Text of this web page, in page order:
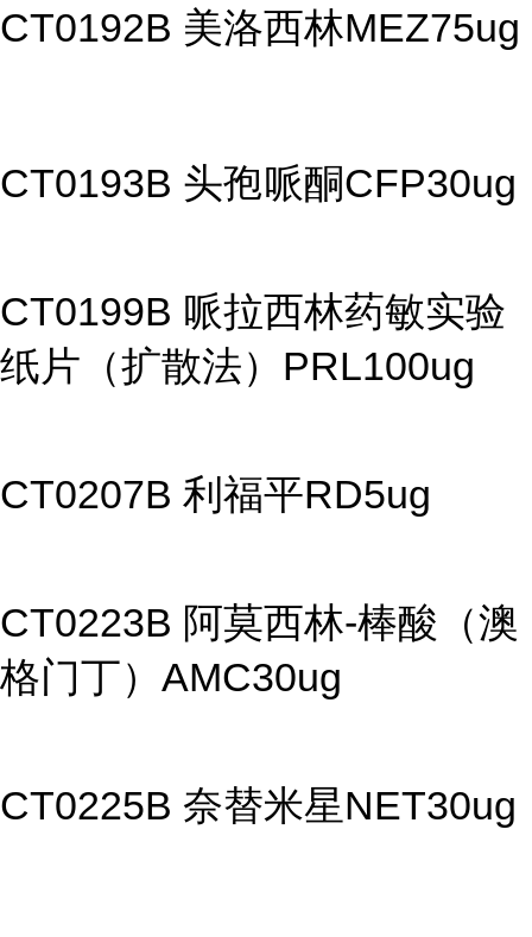
CT0192B 美洛西林MEZ75ug
CT0193B 头孢哌酮CFP30ug
CT0199B 哌拉西林药敏实验
纸片（扩散法）PRL100ug
CT0207B 利福平RD5ug
CT0223B 阿莫西林-棒酸（澳
格门丁）AMC30ug
CT0225B 奈替米星NET30ug